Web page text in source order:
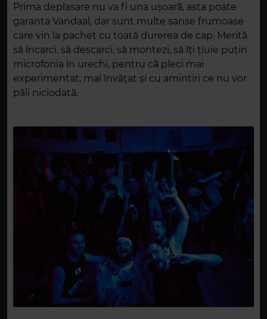
Prima deplasare nu va fi una ușoară, asta poate
garanta Vandaal, dar sunt multe șanse frumoase
care vin la pachet cu toată durerea de cap. Merită
să încarci, să descarci, să montezi, să îți țiuie puțin
microfonia în urechi, pentru că pleci mai
experimentat, mai învățat și cu amintiri ce nu vor
păli niciodată.